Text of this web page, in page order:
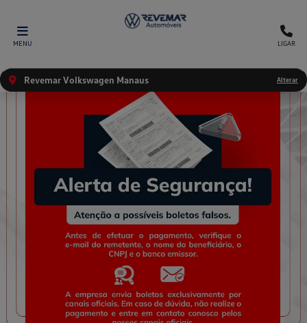
MENU LIGAR
Revemar Volkswagen Manaus Alterar